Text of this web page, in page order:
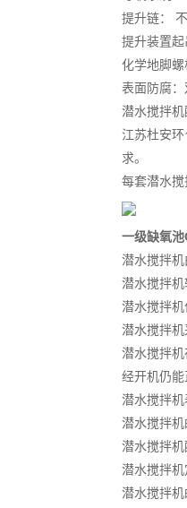
提升链：
提升装置
化学地脚
表面防腐
潜水搅拌
江苏杜安
求。
每套潜水
一级缺氧
潜水搅拌
潜水搅拌
潜水搅拌
潜水搅拌
潜水搅拌
经开机仍
潜水搅拌
潜水搅拌
潜水搅拌
潜水搅拌
潜水搅拌